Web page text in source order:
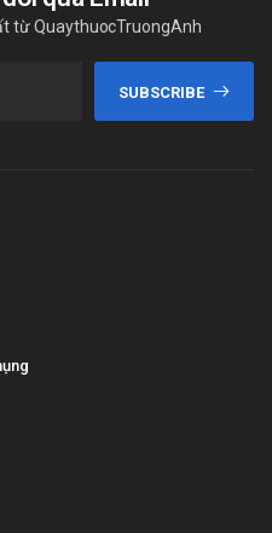
từ QuaythuocTruongAnh
SUBSCRIBE